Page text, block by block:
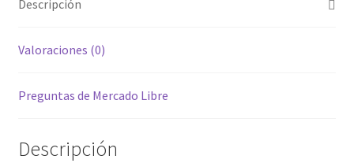
Descripción
Valoraciones (0)
Preguntas de Mercado Libre
Descripción